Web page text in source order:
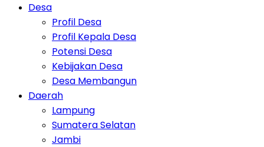
Desa
Profil Desa
Profil Kepala Desa
Potensi Desa
Kebijakan Desa
Desa Membangun
Daerah
Lampung
Sumatera Selatan
Jambi